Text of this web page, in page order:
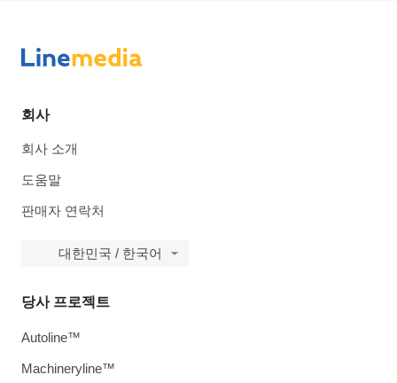
회사
회사 소개
도움말
판매자 연락처
대한민국 / 한국어
당사 프로젝트
Autoline™
Machineryline™